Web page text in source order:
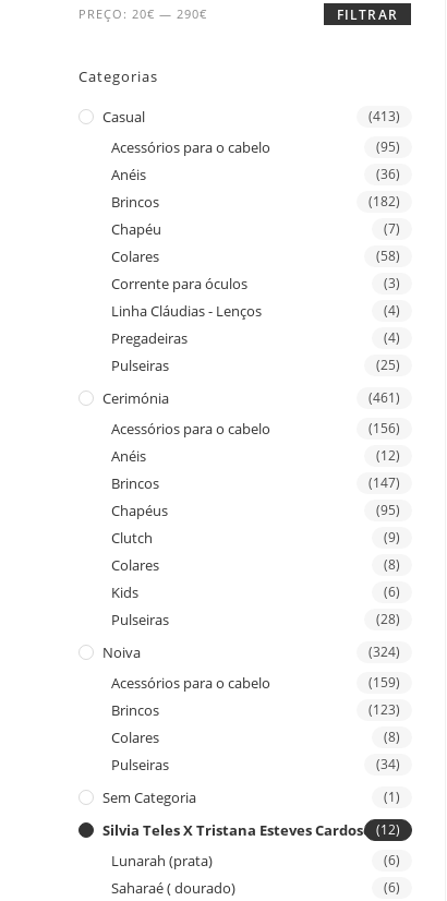
FILTRAR
PREÇO: 20€ — 290€
Categorias
Casual (413)
Acessórios para o cabelo (95)
Anéis (36)
Brincos (182)
Chapéu (7)
Colares (58)
Corrente para óculos (3)
Linha Cláudias - Lenços (4)
Pregadeiras (4)
Pulseiras (25)
Cerimónia (461)
Acessórios para o cabelo (156)
Anéis (12)
Brincos (147)
Chapéus (95)
Clutch (9)
Colares (8)
Kids (6)
Pulseiras (28)
Noiva (324)
Acessórios para o cabelo (159)
Brincos (123)
Colares (8)
Pulseiras (34)
Sem Categoria (1)
Silvia Teles X Tristana Esteves Cardoso (12)
Lunarah (prata) (6)
Saharaé ( dourado) (6)